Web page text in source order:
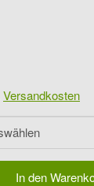
Versandkosten
In den